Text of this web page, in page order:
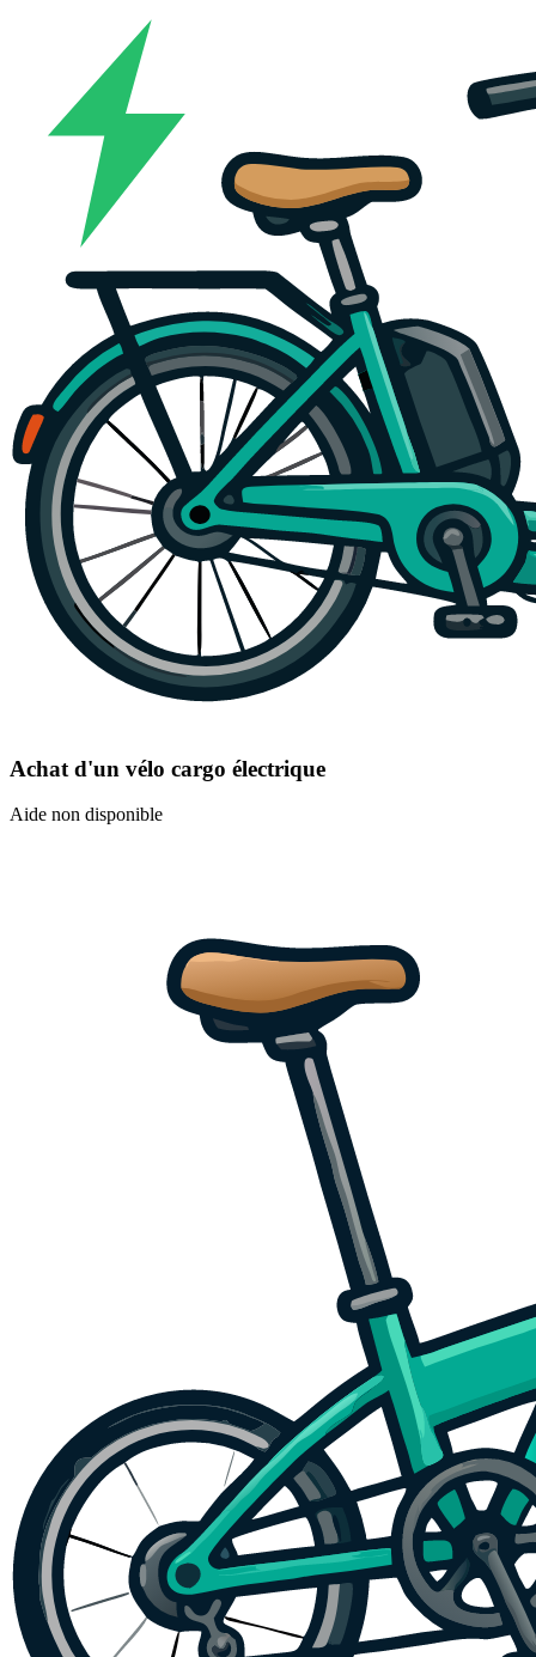
Achat d'un vélo cargo électrique
Aide non disponible